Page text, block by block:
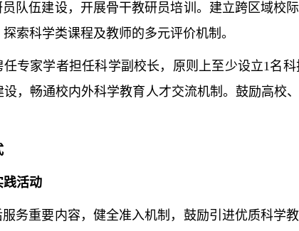
伍建设，开展骨干教研员培训。建立跨区域校
索科学类课程及教师的多元评价机制。
家学者担任科学副校长，原则上至少设立1名科
，畅通校内外科学教育人才交流机制。鼓励高校
活动
重要内容，健全准入机制，鼓励引进优质科学